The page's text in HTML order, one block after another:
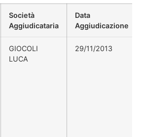
Società
Aggiudicataria
Data
Aggiudicazione
GIOCOLI
LUCA
29/11/2013